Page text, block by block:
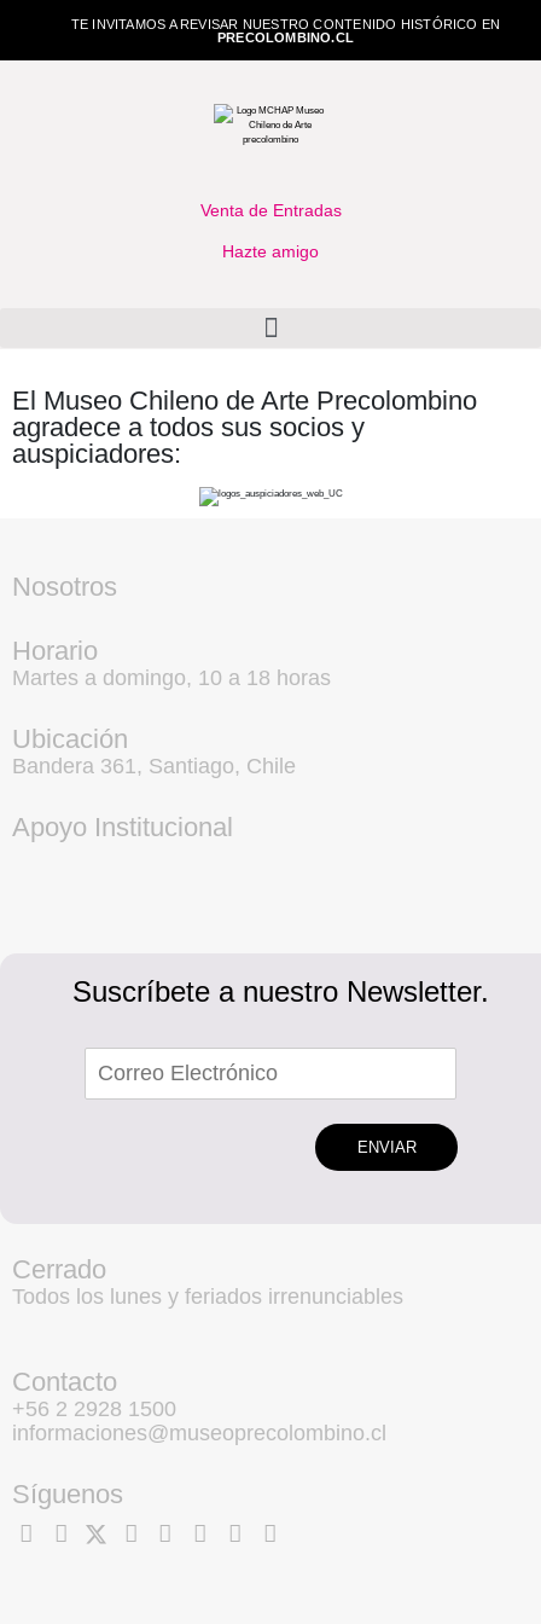
TE INVITAMOS A REVISAR NUESTRO CONTENIDO HISTÓRICO EN
PRECOLOMBINO.CL
Venta de Entradas
Hazte amigo
El Museo Chileno de Arte Precolombino
agradece a todos sus socios y
auspiciadores:
Nosotros
Horario
Martes a domingo, 10 a 18 horas
Ubicación
Bandera 361, Santiago, Chile
Apoyo Institucional
Suscríbete a nuestro Newsletter.
ENVIAR
Cerrado
Todos los lunes y feriados irrenunciables
Contacto
+56 2 2928 1500
informaciones@museoprecolombino.cl
Síguenos